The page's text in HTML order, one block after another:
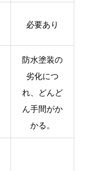
必要あり
防水塗装の
劣化につ
れ、どんど
ん手間がか
かる。